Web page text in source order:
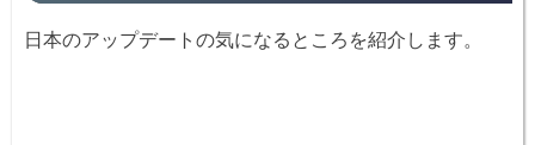
日本のアップデートの気になるところを紹介します。